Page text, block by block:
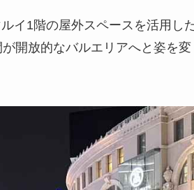
イ1階の屋外スペースを活用し
開放的なバルエリアへと姿を変